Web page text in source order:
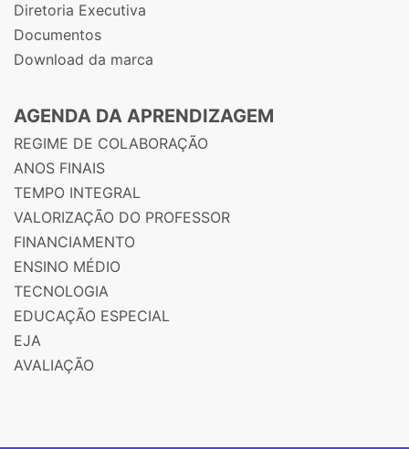
Diretoria Executiva
Documentos
Download da marca
AGENDA DA APRENDIZAGEM
REGIME DE COLABORAÇÃO
ANOS FINAIS
TEMPO INTEGRAL
VALORIZAÇÃO DO PROFESSOR
FINANCIAMENTO
ENSINO MÉDIO
TECNOLOGIA
EDUCAÇÃO ESPECIAL
EJA
AVALIAÇÃO